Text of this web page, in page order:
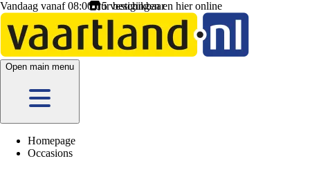
5 vestigingenen hieronline
Vandaag vanaf 08:00 uur beschikbaar
Open main menu
Homepage
Occasions